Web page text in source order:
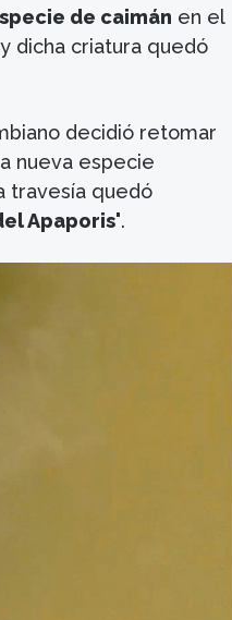
de caimán en el
dicha criatura quedó
decidió retomar
nueva especie
travesía quedó
Apaporis'.